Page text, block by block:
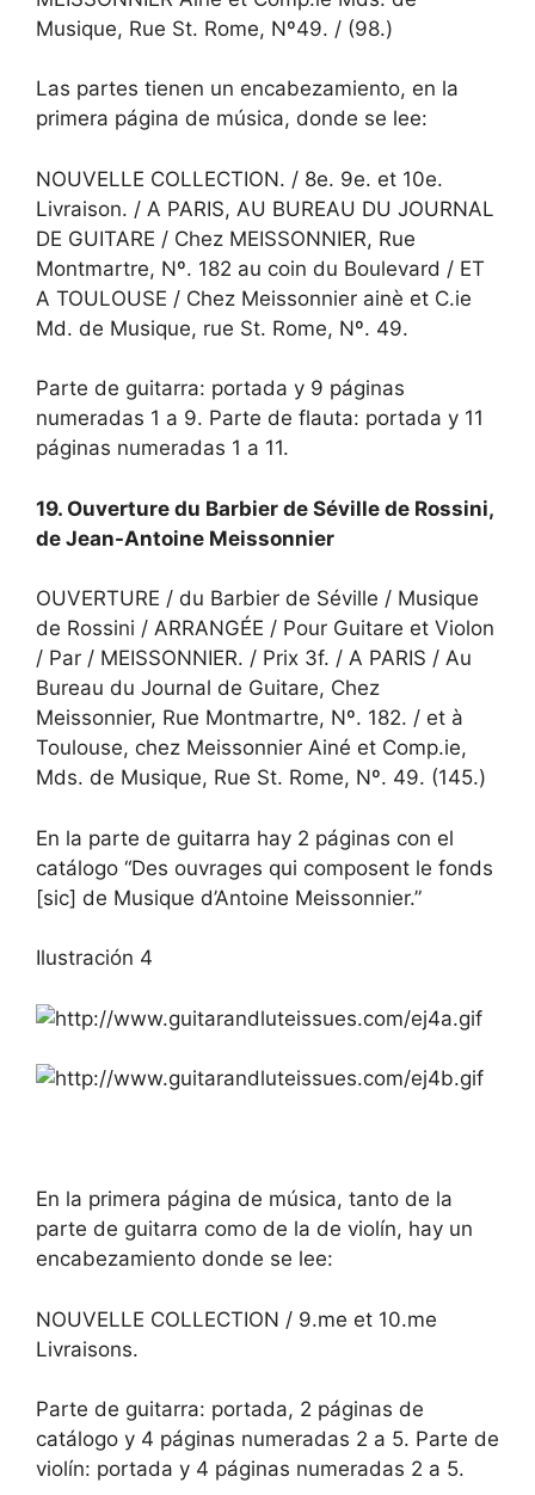
Musique, Rue St. Rome, Nº49. / (98.)
Las partes tienen un encabezamiento, en la
primera página de música, donde se lee:
NOUVELLE COLLECTION. / 8e. 9e. et 10e.
Livraison. / A PARIS, AU BUREAU DU JOURNAL
DE GUITARE / Chez MEISSONNIER, Rue
Montmartre, Nº. 182 au coin du Boulevard / ET
A TOULOUSE / Chez Meissonnier ainè et C.ie
Md. de Musique, rue St. Rome, Nº. 49.
Parte de guitarra: portada y 9 páginas
numeradas 1 a 9. Parte de flauta: portada y 11
páginas numeradas 1 a 11.
19. Ouverture du Barbier de Séville de Rossini,
de Jean-Antoine Meissonnier
OUVERTURE / du Barbier de Séville / Musique
de Rossini / ARRANGÉE / Pour Guitare et Violon
/ Par / MEISSONNIER. / Prix 3f. / A PARIS / Au
Bureau du Journal de Guitare, Chez
Meissonnier, Rue Montmartre, Nº. 182. / et à
Toulouse, chez Meissonnier Ainé et Comp.ie,
Mds. de Musique, Rue St. Rome, Nº. 49. (145.)
En la parte de guitarra hay 2 páginas con el
catálogo “Des ouvrages qui composent le fonds
[sic] de Musique d’Antoine Meissonnier.”
Ilustración 4
En la primera página de música, tanto de la
parte de guitarra como de la de violín, hay un
encabezamiento donde se lee:
NOUVELLE COLLECTION / 9.me et 10.me
Livraisons.
Parte de guitarra: portada, 2 páginas de
catálogo y 4 páginas numeradas 2 a 5. Parte de
violín: portada y 4 páginas numeradas 2 a 5.